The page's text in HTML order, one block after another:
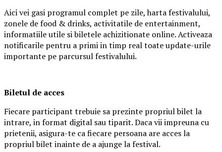
Aici vei gasi programul complet pe zile, harta festivalului,
zonele de food & drinks, activitatile de entertainment,
informatiile utile si biletele achizitionate online. Activeaza
notificarile pentru a primi in timp real toate update-urile
importante pe parcursul festivalului.
Biletul de acces
Fiecare participant trebuie sa prezinte propriul bilet la
intrare, in format digital sau tiparit. Daca vii impreuna cu
prietenii, asigura-te ca fiecare persoana are acces la
propriul bilet inainte de a ajunge la festival.